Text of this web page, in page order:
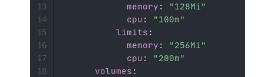
memory :
"128Mi"
cpu :
"100m"
limits :
memory :
"256Mi"
cpu :
"200m"
volumes :
13
14
15
16
17
18